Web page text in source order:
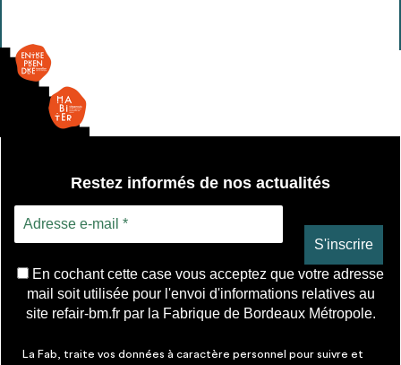
Restez informés de nos actualités
En cochant cette case vous acceptez que votre adresse
mail soit utilisée pour l'envoi d'informations relatives au
site refair-bm.fr par la Fabrique de Bordeaux Métropole.
La Fab, traite vos données à caractère personnel pour suivre et